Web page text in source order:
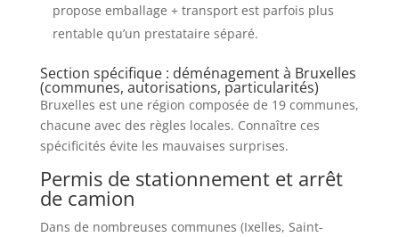
propose emballage + transport est parfois plus
rentable qu’un prestataire séparé.
Section spécifique : déménagement à Bruxelles
(communes, autorisations, particularités)
Bruxelles est une région composée de 19 communes,
chacune avec des règles locales. Connaître ces
spécificités évite les mauvaises surprises.
Permis de stationnement et arrêt
de camion
Dans de nombreuses communes (Ixelles, Saint-